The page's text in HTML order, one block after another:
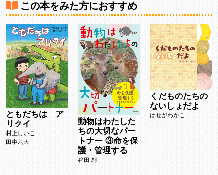
この本をみた方におすすめ
ともだちは ア
リクイ
村上しいこ
田中六大
動物はわたした
ちの大切なパー
トナー ③命を保
護・管理する
谷田 創
くだものたちの
ないしょだよ
はせがわかこ